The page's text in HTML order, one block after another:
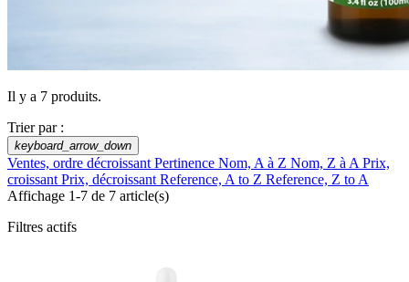
Il y a 7 produits.
Trier par :
keyboard_arrow_down
Ventes, ordre décroissant Pertinence Nom, A à Z Nom, Z à A Prix,
croissant Prix, décroissant Reference, A to Z Reference, Z to A
Affichage 1-7 de 7 article(s)
Filtres actifs